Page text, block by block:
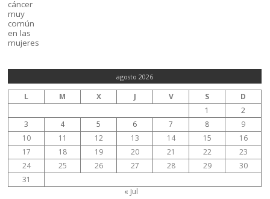
agosto 2026
L M X J V S
D
1
2
3
4 5 6 7 8
9
10
11 12 13 14 15
16
17
18 19 20 21 22
23
24
25 26 27 28 29
30
31
« Jul